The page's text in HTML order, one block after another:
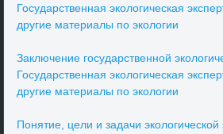
Государственная экологическая
другие материалы по экологии
Заключение государственной
Государственная экологическая
другие материалы по экологии
Понятие, цели и задачи экологической